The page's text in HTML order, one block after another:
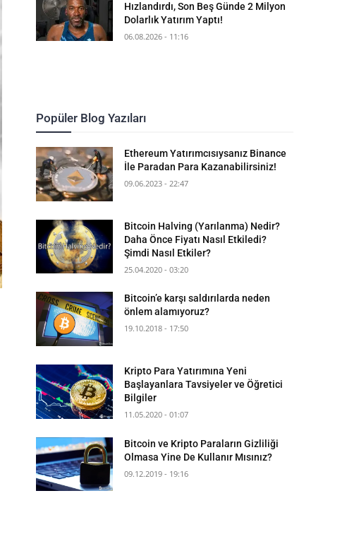
Hızlandırdı, Son Beş Günde 2 Milyon
Dolarlık Yatırım Yaptı!
06.08.2026 - 11:16
Popüler Blog Yazıları
Ethereum Yatırımcısıysanız Binance
İle Paradan Para Kazanabilirsiniz!
09.06.2023 - 22:47
Bitcoin Halving (Yarılanma) Nedir?
Daha Önce Fiyatı Nasıl Etkiledi?
Şimdi Nasıl Etkiler?
25.04.2020 - 03:20
Bitcoin’e karşı saldırılarda neden
önlem alamıyoruz?
19.10.2018 - 17:50
Kripto Para Yatırımına Yeni
Başlayanlara Tavsiyeler ve Öğretici
Bilgiler
11.05.2020 - 01:07
Bitcoin ve Kripto Paraların Gizliliği
Olmasa Yine De Kullanır Mısınız?
09.12.2019 - 19:16